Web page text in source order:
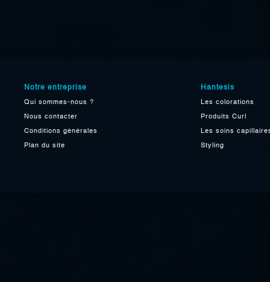
Notre entreprise
Qui sommes-nous ?
Nous contacter
Conditions générales
Plan du site
Hantesis
Les colorations
Produits Curl
Les soins
Styling